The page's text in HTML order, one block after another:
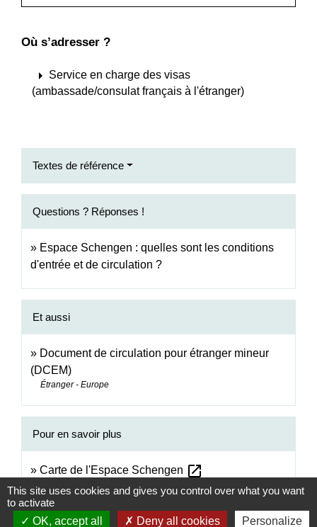
Où s’adresser ?
arrow_right Service en charge des visas
(ambassade/consulat français à l'étranger)
Textes de référence
Questions ? Réponses !
Espace Schengen : quelles sont les conditions
d'entrée et de circulation ?
Et aussi
Document de circulation pour étranger mineur
(DCEM)
Étranger - Europe
Pour en savoir plus
Carte de l'Espace Schengen open_in_new
Toute l'Europe
This site uses cookies and gives you control over what you want
to activate
OK, accept all
Deny all cookies Personalize